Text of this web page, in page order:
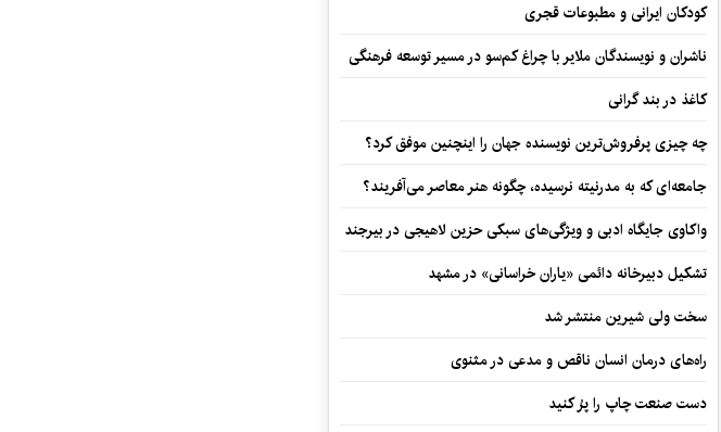
کودکان ایرانی و مطبوعات قجری
ناشران و نویسندگان ملایر با چراغ کم‌سو در مسیر توسعه فرهنگی
کاغذ در بند گرانی
چه چیزی پرفروش‌ترین نویسنده جهان را اینچنین موفق کرد؟
جامعه‌ای که به مدرنیته نرسیده، چگونه هنر معاصر می‌آفریند؟
واکاوی جایگاه ادبی و ویژگی‌های سبکی حزین لاهیجی در بیرجند
تشکیل دبیرخانه دائمی «یاران خراسانی» در مشهد
سخت ولی شیرین منتشر شد
راه‌های درمان انسان ناقص و مدعی در مثنوی
دست صنعت چاپ را پرُ کنید